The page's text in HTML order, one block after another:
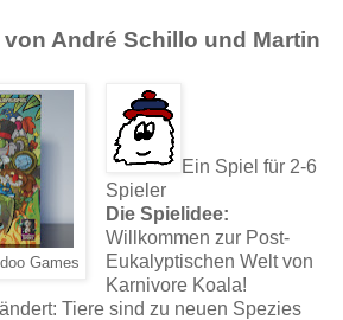
André Schillo und Martin
Games
Ein Spiel für 2-6
Spieler
Die Spielidee:
Willkommen zur Post-
Eukalyptischen Welt von
Karnivore Koala!
Tiere sind zu neuen Spezies